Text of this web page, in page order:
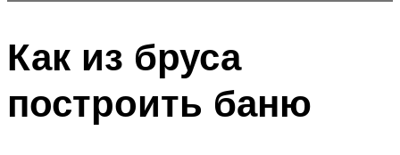
Как из бруса
построить баню